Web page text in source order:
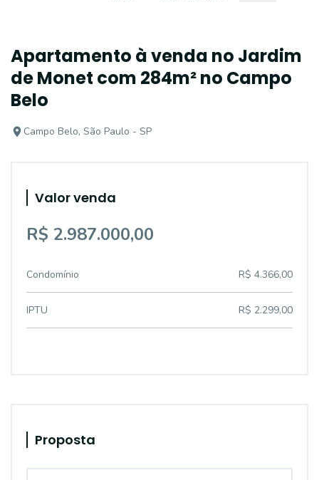
Apartamento à venda no Jardim
de Monet com 284m² no Campo
Belo
Campo Belo, São Paulo - SP
Valor venda
R$ 2.987.000,00
Condomínio R$ 4.366,00
IPTU R$ 2.299,00
Proposta